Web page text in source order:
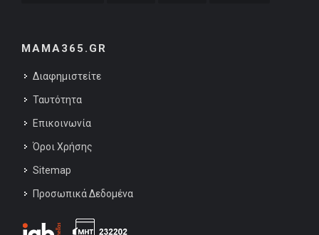
MAMA365.GR
Διαφημιστείτε
Ταυτότητα
Επικοινωνία
Όροι Χρήσης
Sitemap
Προσωπικά Δεδομένα